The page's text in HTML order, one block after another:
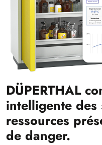
DÜPERTHAL
intelligente des
ressources
de danger.